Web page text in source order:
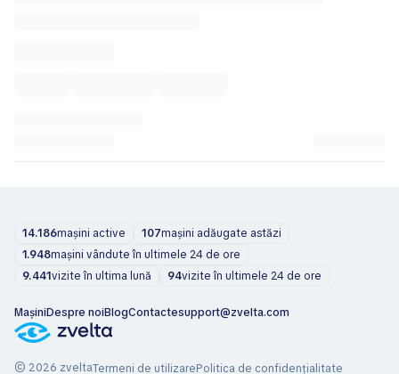
14.186mașini active 107mașini adăugate astăzi
1.948mașini vândute în ultimele 24 de ore
9.441vizite în ultima lună 94vizite în ultimele 24 de ore
MașiniDespre noiBlogContactesupport@zvelta.com
© 2026 zveltaTermeni de utilizarePolitica de confidențialitate